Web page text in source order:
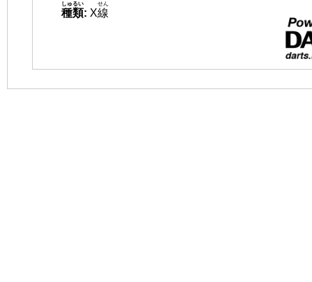
種類
しゅるい
: X線
せん